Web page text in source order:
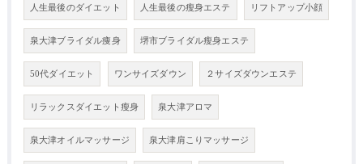
人生最後のダイエット 人生最後の瘦身エステ リフトアップ小顔
泉大津ブライダル痩身 堺市ブライダル瘦身エステ
50代ダイエット ワンサイズダウン ２サイズダウンエステ
リラックスダイエット瘦身 泉大津アロマ
泉大津オイルマッサージ 泉大津肩こりマッサージ